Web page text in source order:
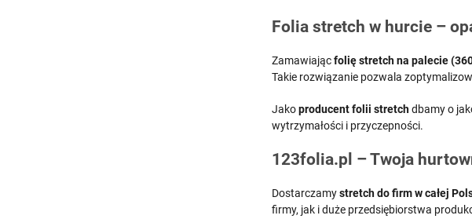
Folia stretch w hurcie –
Zamawiającfolię stretch na palecie
Takie rozwiązanie pozwala
Jakoproducent folii stretchdbamy o
wytrzymałości i przyczepności.
123folia.pl – Twoja
Dostarczamystretch do firm w całej
firmy, jak i duże przedsiębiorstwa